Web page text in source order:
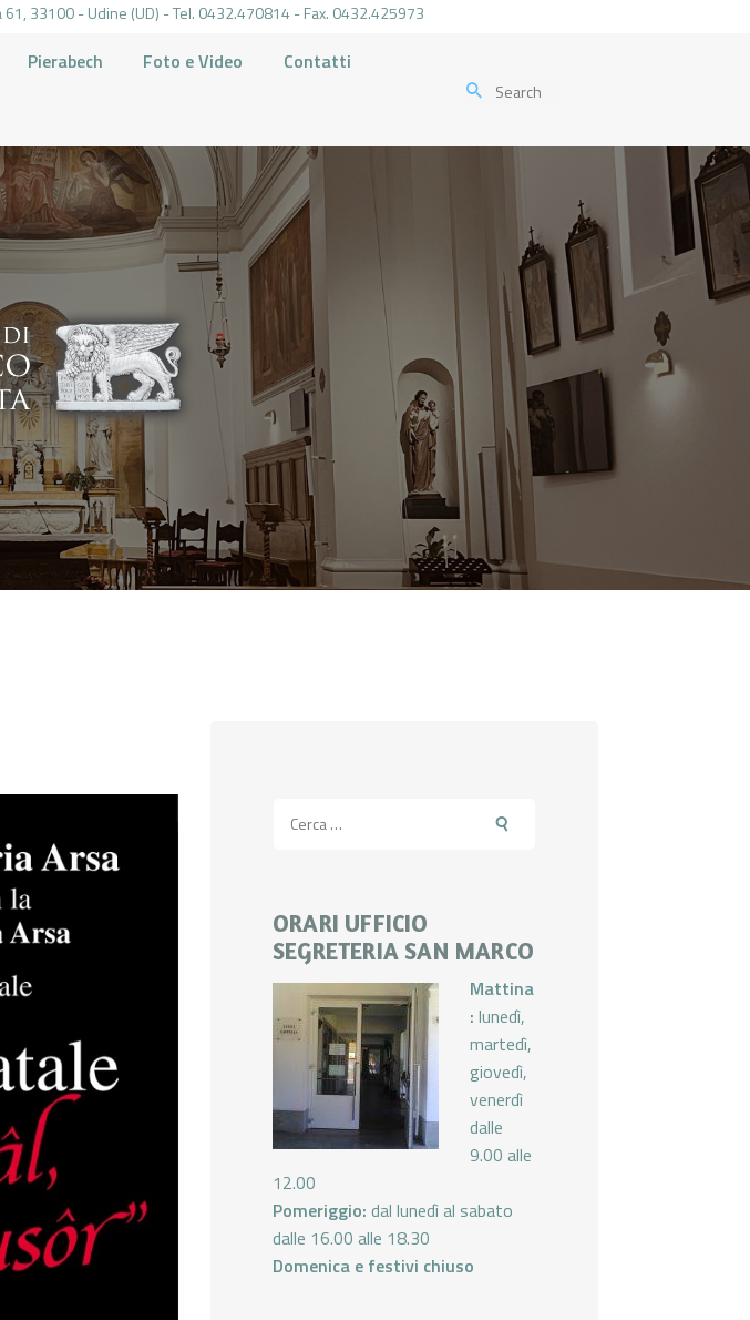
33100 - Udine (UD) - Tel. 0432.470814 - Fax. 0432.425973
Pierabech Foto e Video Contatti
per:
ORARI UFFICIO
SEGRETERIA SAN MARCO
Mattina
: lunedì,
martedì,
giovedì,
venerdì
dalle
9.00 alle
12.00
Pomeriggio: dal lunedì al sabato
dalle 16.00 alle 18.30
Domenica e festivi chiuso